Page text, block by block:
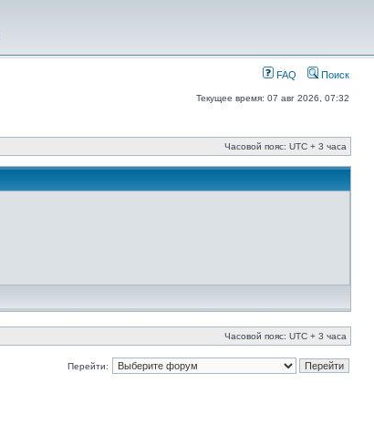
FAQ Поиск
Текущее время: 07 авг 2026, 07:32
Часовой пояс: UTC + 3 часа
Часовой пояс: UTC + 3 часа
Перейти: